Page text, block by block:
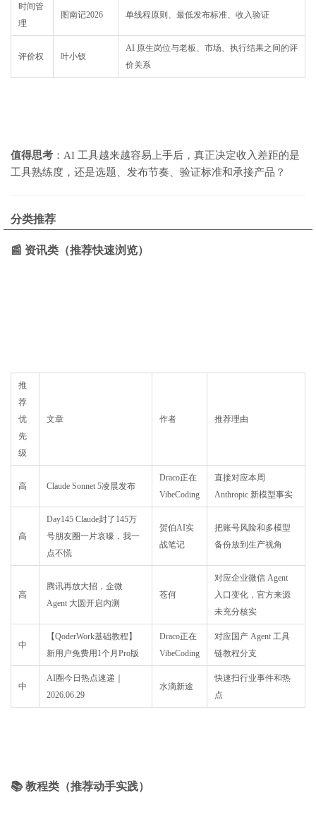
时间管
理
图南记2026 单线程原则、最低发布标准、收入验证
评价权 叶小钗
AI 原生岗位与老板、市场、执行结果之间的评
价关系
值得思考 ：AI 工具越来越容易上手后，真正决定收入差距的是
工具熟练度，还是选题、发布节奏、验证标准和承接产品？
分类推荐
📰 资讯类（推荐快速浏览）
推
荐
优
先
级
文章 作者 推荐理由
高 Claude Sonnet 5凌晨发布
Draco正在
VibeCoding
直接对应本周
Anthropic 新模型事实
高
Day145 Claude封了145万
号朋友圈一片哀嚎，我一
点不慌
贺伯AI实
战笔记
把账号风险和多模型
备份放到生产视角
高
腾讯再放大招，企微
Agent 大圆开启内测
苍何
对应企业微信 Agent
入口变化，官方来源
未充分核实
中
【QoderWork基础教程】
新用户免费用1个月Pro版
Draco正在
VibeCoding
对应国产 Agent 工具
链教程分支
中
AI圈今日热点速递｜
2026.06.29
水滴新途
快速扫行业事件和热
点
📚 教程类（推荐动手实践）